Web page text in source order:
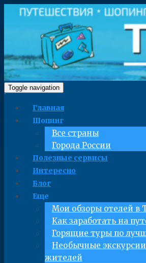
Toggle navigation
Главная
Шопинг
Все страны
Города России
Полезные сервисы
Интересно
Блог
Еще
Мои обзоры отелей в
Как заработать на
Горящие туры по
Необычные
жителей